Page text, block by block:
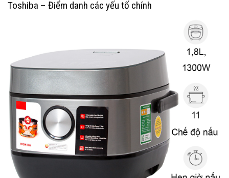
Toshiba – Điểm danh các yếu tố chính